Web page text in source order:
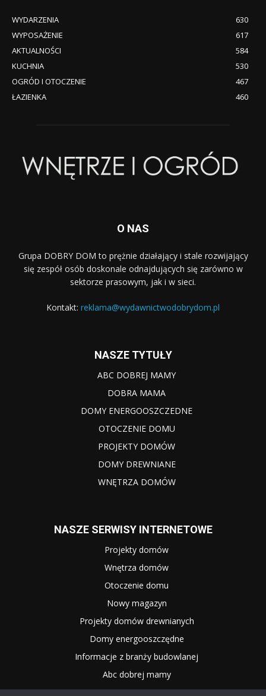
WYDARZENIA
630
WYPOSAŻENIE
617
AKTUALNOŚCI
584
KUCHNIA
530
OGRÓD I OTOCZENIE
467
ŁAZIENKA
460
O NAS
Grupa DOBRY DOM to prężnie działający i stale rozwijający
się zespół osób doskonale odnajdujących się zarówno w
sektorze prasowym, jak i w sieci.
Kontakt: reklama@wydawnictwodobrydom.pl
NASZE TYTUŁY
ABC DOBREJ MAMY
DOBRA MAMA
DOMY ENERGOOSZCZEDNE
OTOCZENIE DOMU
PROJEKTY DOMÓW
DOMY DREWNIANE
WNĘTRZA DOMÓW
NASZE SERWISY INTERNETOWE
Projekty domów
Wnętrza domów
Otoczenie domu
Nowy magazyn
Projekty domów drewnianych
Domy energooszczędne
Informacje z branży budowlanej
Abc dobrej mamy